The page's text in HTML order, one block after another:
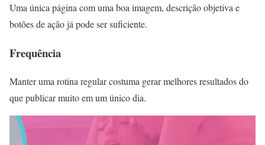
Uma única página com uma boa imagem, descrição objetiva e
botões de ação já pode ser suficiente.
Frequência
Manter uma rotina regular costuma gerar melhores resultados do
que publicar muito em um único dia.